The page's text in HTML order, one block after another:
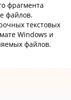
фрагмента
файлов.
текстовых
Windows и
файлов.